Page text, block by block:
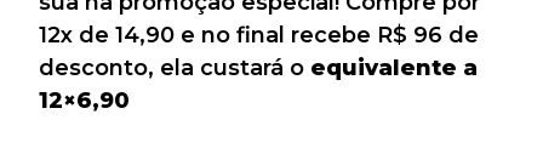
12x de 14,90 e no final recebe R$ 96 de
desconto, ela custará o equivalente a
12×6,90